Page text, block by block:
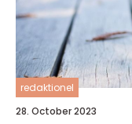
redaktionel
28. October 2023